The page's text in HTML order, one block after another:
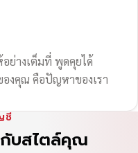
ย่างเต็มที่ พูดคุยได้
งคุณ คือปัญหาของเรา
ชี
กับสไตล์คุณ